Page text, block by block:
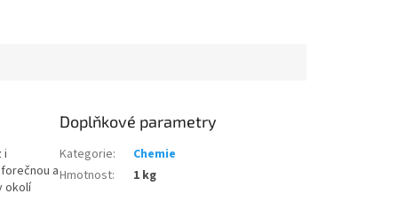
i
a
okolí
Doplňkové parametry
Kategorie:
Chemie
Hmotnost: 1 kg